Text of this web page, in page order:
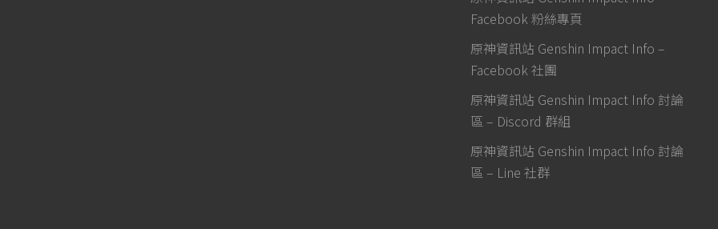
Facebook 粉絲專頁
原神資訊站 Genshin Impact Info –
Facebook 社團
原神資訊站 Genshin Impact Info 討論
區 – Discord 群組
原神資訊站 Genshin Impact Info 討論
區 – Line 社群